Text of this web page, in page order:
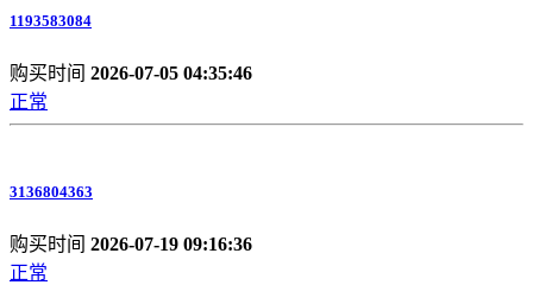
1193583084
购买时间 2026-07-05 04:35:46
正常
3136804363
购买时间 2026-07-19 09:16:36
正常